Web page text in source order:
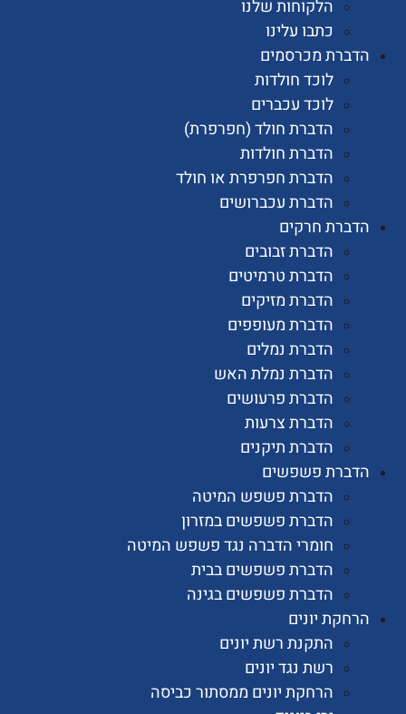
הלקוחות שלנו
כתבו עלינו
מכרסמים
לוכד חולדות
לוכד עכברים
הדברת חולד (חפרפרת)
הדברת חולדות
הדברת חפרפרת או חולד
הדברת עכברושים
חרקים
הדברת זבובים
הדברת טרמיטים
הדברת מזיקים
הדברת מעופפים
הדברת נמלים
הדברת נמלת האש
הדברת פרעושים
הדברת צרעות
הדברת תיקנים
פשפשים
הדברת פשפש המיטה
הדברת פשפשים במזרון
חומרי הדברה נגד פשפש המיטה
הדברת פשפשים בבית
הדברת פשפשים בגינה
יונים
התקנת רשת יונים
רשת נגד יונים
הרחקת יונים ממסתור כביסה